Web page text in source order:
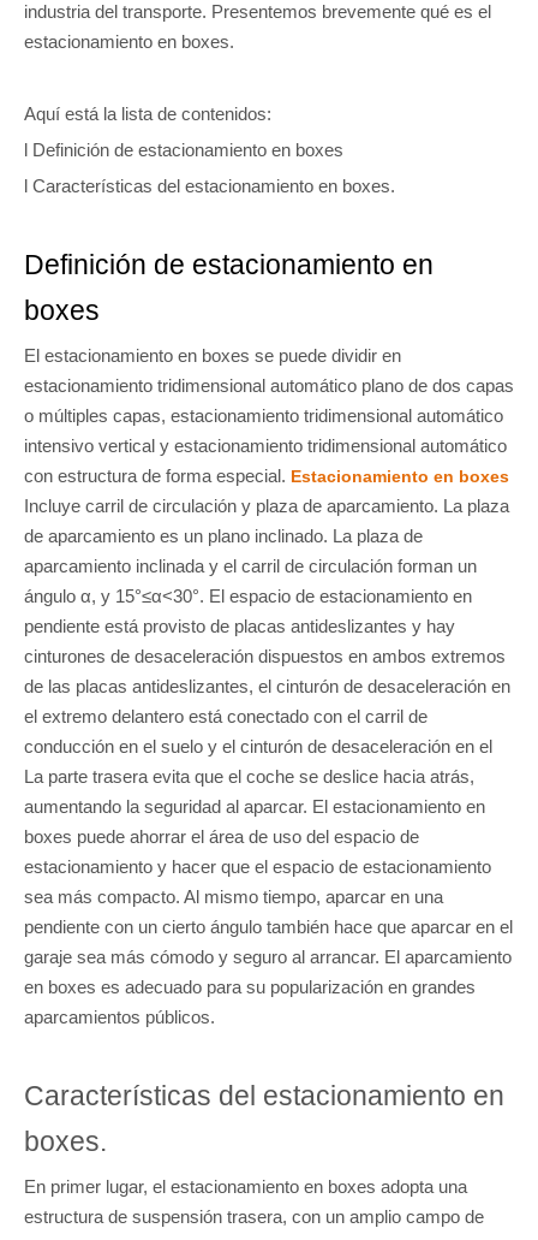
industria del transporte. Presentemos brevemente qué es el
estacionamiento en boxes.
Aquí está la lista de contenidos:
l Definición de estacionamiento en boxes
l Características del estacionamiento en boxes.
Definición de estacionamiento en
boxes
El estacionamiento en boxes se puede dividir en
estacionamiento tridimensional automático plano de dos capas
o múltiples capas, estacionamiento tridimensional automático
intensivo vertical y estacionamiento tridimensional automático
con estructura de forma especial. Estacionamiento en boxes
Incluye carril de circulación y plaza de aparcamiento. La plaza
de aparcamiento es un plano inclinado. La plaza de
aparcamiento inclinada y el carril de circulación forman un
ángulo α, y 15°≤α<30°. El espacio de estacionamiento en
pendiente está provisto de placas antideslizantes y hay
cinturones de desaceleración dispuestos en ambos extremos
de las placas antideslizantes, el cinturón de desaceleración en
el extremo delantero está conectado con el carril de
conducción en el suelo y el cinturón de desaceleración en el
La parte trasera evita que el coche se deslice hacia atrás,
aumentando la seguridad al aparcar. El estacionamiento en
boxes puede ahorrar el área de uso del espacio de
estacionamiento y hacer que el espacio de estacionamiento
sea más compacto. Al mismo tiempo, aparcar en una
pendiente con un cierto ángulo también hace que aparcar en el
garaje sea más cómodo y seguro al arrancar. El aparcamiento
en boxes es adecuado para su popularización en grandes
aparcamientos públicos.
Características del estacionamiento en
boxes.
En primer lugar, el estacionamiento en boxes adopta una
estructura de suspensión trasera, con un amplio campo de